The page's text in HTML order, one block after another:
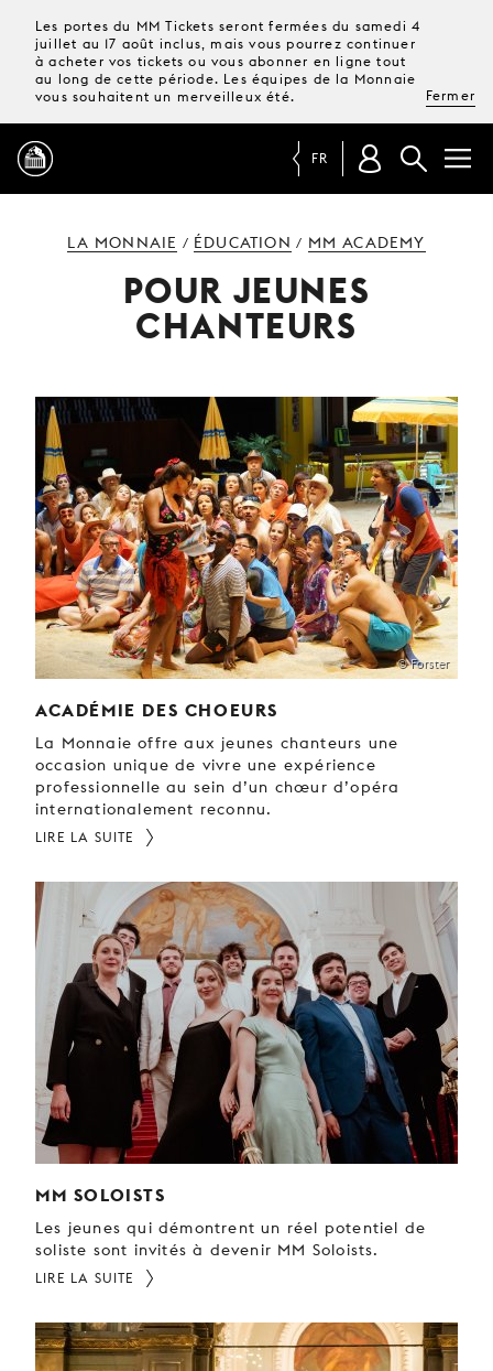
Les portes du MM Tickets seront fermées du samedi 4
juillet au 17 août inclus, mais vous pourrez continuer
à acheter vos tickets ou vous abonner en ligne tout
au long de cette période. Les équipes de la Monnaie
vous souhaitent un merveilleux été.
Fermer
MAGAZINE
VOTRE
VISITE
JEUNE
PUBLIC
LA
MONNAIE
NOUS
SOUTENIR
FR
LA MONNAIE / ÉDUCATION / MM ACADEMY
POUR JEUNES
CHANTEURS
© Forster
ACADÉMIE DES CHOEURS
La Monnaie offre aux jeunes chanteurs une
occasion unique de vivre une expérience
professionnelle au sein d’un chœur d’opéra
internationalement reconnu.
LIRE LA SUITE
MM SOLOISTS
Les jeunes qui démontrent un réel potentiel de
soliste sont invités à devenir MM Soloists.
LIRE LA SUITE